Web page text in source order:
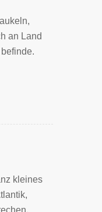
an Land
kleines